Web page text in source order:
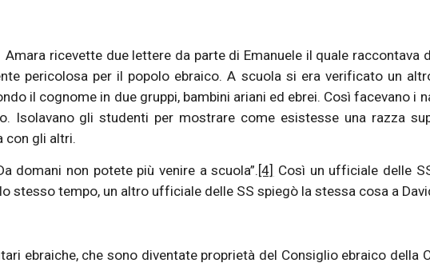
ricevette due lettere da parte di Emanuele il quale raccontava
pericolosa per il popolo ebraico. A scuola si era verificato un
il cognome in due gruppi, bambini ariani ed ebrei. Così facevano i
Isolavano gli studenti per mostrare come esistesse una razza
con gli altri.
domani non potete più venire a scuola”. [4] Così un ufficiale delle
stesso tempo, un altro ufficiale delle SS spiegò la stessa cosa a
ebraiche, che sono diventate proprietà del Consiglio ebraico della